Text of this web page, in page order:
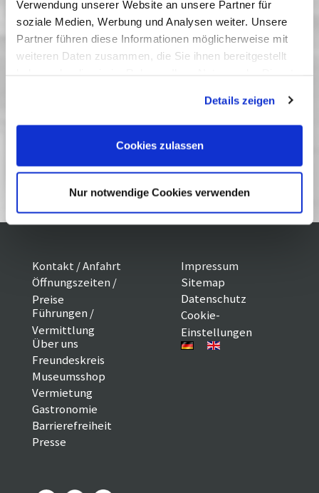
Verwendung unserer Website an unsere Partner für
soziale Medien, Werbung und Analysen weiter. Unsere
Partner führen diese Informationen möglicherweise mit
weiteren Daten zusammen, die Sie ihnen bereitgestellt
Cookies, wenn Sie unsere Webseite weiterhin nutzen.
Details zeigen
Cookies zulassen
Nur notwendige Cookies verwenden
Sicherheitscode
Reservieren
Kontakt / Anfahrt
Öffnungszeiten /
Preise
Führungen /
Vermittlung
Über uns
Freundeskreis
Museumsshop
Vermietung
Gastronomie
Barrierefreiheit
Presse
Impressum
Sitemap
Datenschutz
Cookie-
Einstellungen